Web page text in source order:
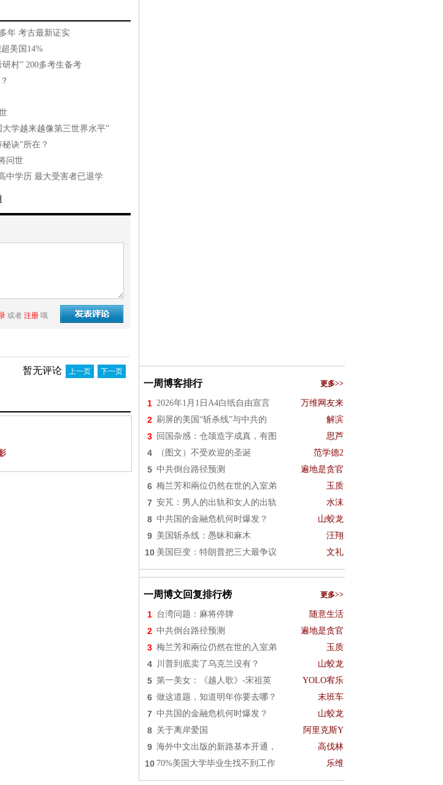
年 考古最新证实
美国14%
村” 200多考生备考
学越来越像第三世界水平”
诀”所在？
问世
中学历 最大受害者已退学
或者 注册 哦
暂无评论 上一页 下一页
一周博客排行 更多>>
1 2026年1月1日A4白纸自由宣言 万维网友来
2 刷屏的美国“斩杀线”与中共的 解滨
3 回国杂感：仓颉造字成真，有图 思芦
4 （图文）不受欢迎的圣诞 范学德2
5 中共倒台路径预测 遍地是贪官
6 梅兰芳和兩位仍然在世的入室弟 玉质
7 安芃：男人的出轨和女人的出轨 水沫
8 中共国的金融危机何时爆发？ 山蛟龙
9 美国斩杀线：愚昧和麻木 汪翔
10 美国巨变：特朗普把三大最争议 文礼
一周博文回复排行榜 更多>>
1 台湾问题：麻将停牌 随意生活
2 中共倒台路径预测 遍地是贪官
3 梅兰芳和兩位仍然在世的入室弟 玉质
4 川普到底卖了乌克兰没有？ 山蛟龙
5 第一美女：《越人歌》-宋祖英 YOLO宥乐
6 做这道题，知道明年你要去哪？ 末班车
7 中共国的金融危机何时爆发？ 山蛟龙
8 关于离岸爱国 阿里克斯Y
9 海外中文出版的新路基本开通， 高伐林
10 70%美国大学毕业生找不到工作 乐维